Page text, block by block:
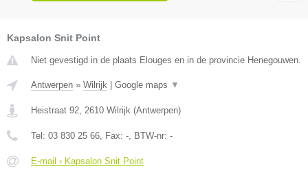
Kapsalon Snit Point
Niet gevestigd in de plaats Elouges en in de provincie Henegouwen.
Antwerpen » Wilrijk | Google maps ▼
Heistraat 92 2610 Wilrijk (Antwerpen)
Tel: 03 830 25 66 , Fax: - , BTW-nr: -
E-mail › Kapsalon Snit Point